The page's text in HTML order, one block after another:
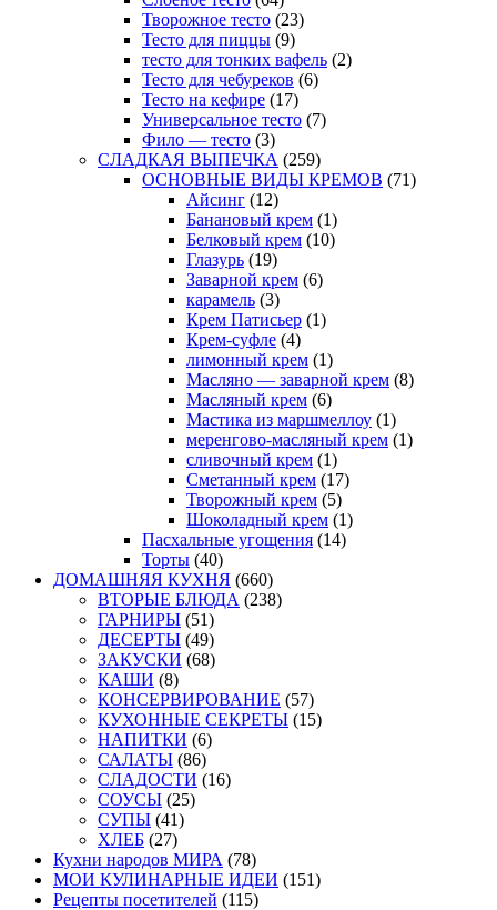
Творожное тесто (23)
Тесто для пиццы (9)
тесто для тонких вафель (2)
Тесто для чебуреков (6)
Тесто на кефире (17)
Универсальное тесто (7)
Фило — тесто (3)
СЛАДКАЯ ВЫПЕЧКА (259)
ОСНОВНЫЕ ВИДЫ КРЕМОВ (71)
Айсинг (12)
Банановый крем (1)
Белковый крем (10)
Глазурь (19)
Заварной крем (6)
карамель (3)
Крем Патисьер (1)
Крем-суфле (4)
лимонный крем (1)
Масляно — заварной крем (8)
Масляный крем (6)
Мастика из маршмеллоу (1)
меренгово-масляный крем (1)
сливочный крем (1)
Сметанный крем (17)
Творожный крем (5)
Шоколадный крем (1)
Пасхальные угощения (14)
Торты (40)
ДОМАШНЯЯ КУХНЯ (660)
ВТОРЫЕ БЛЮДА (238)
ГАРНИРЫ (51)
ДЕСЕРТЫ (49)
ЗАКУСКИ (68)
КАШИ (8)
КОНСЕРВИРОВАНИЕ (57)
КУХОННЫЕ СЕКРЕТЫ (15)
НАПИТКИ (6)
САЛАТЫ (86)
СЛАДОСТИ (16)
СОУСЫ (25)
СУПЫ (41)
ХЛЕБ (27)
Кухни народов МИРА (78)
МОИ КУЛИНАРНЫЕ ИДЕИ (151)
Рецепты посетителей (115)